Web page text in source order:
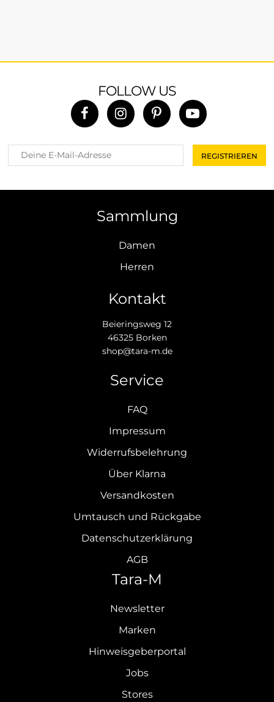
FOLLOW US
Sammlung
Damen
Herren
Kontakt
Beieringsweg 12
46325 Borken
shop@tara-m.de
Service
FAQ
Impressum
Widerrufsbelehrung
Über Klarna
Versandkosten
Umtausch und Rückgabe
Datenschutzerklärung
AGB
Tara-M
Newsletter
Marken
Hinweisgeberportal
Jobs
Stores